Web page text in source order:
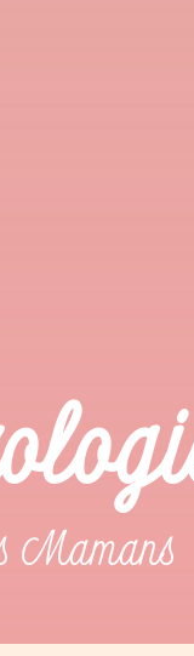
Mamans